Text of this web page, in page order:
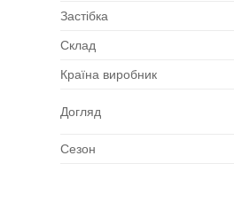
Застібка
Склад
Країна виробник
Догляд
Сезон